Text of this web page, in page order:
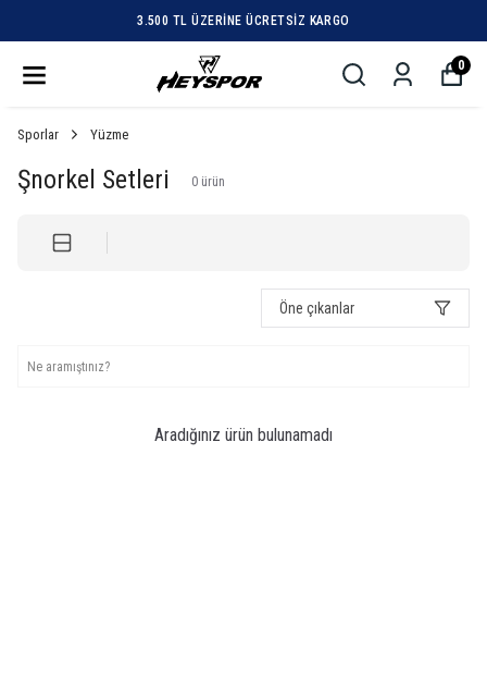
3.500 TL ÜZERINE ÜCRETSIZ KARGO
0
Sporlar Yüzme
Şnorkel Setleri 0 ürün
Öne çıkanlar
Aradığınız ürün bulunamadı